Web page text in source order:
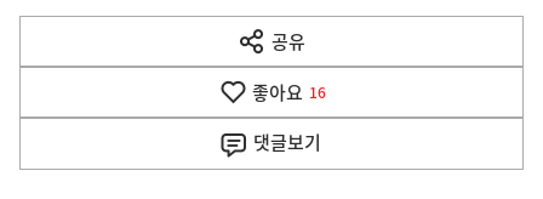
다
음
공유
열
기
좋아요 16
댓글보기